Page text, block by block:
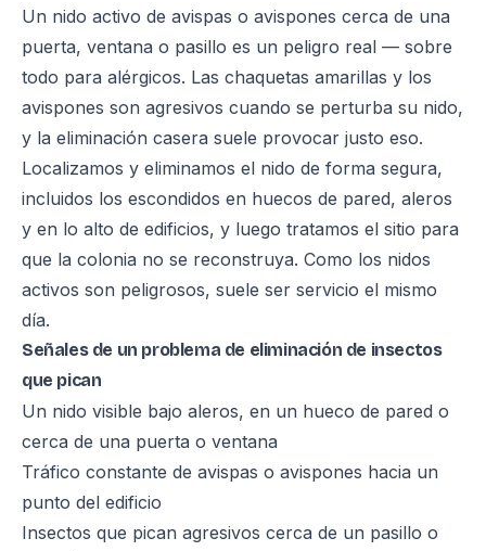
Un nido activo de avispas o avispones cerca de una
puerta, ventana o pasillo es un peligro real — sobre
todo para alérgicos. Las chaquetas amarillas y los
avispones son agresivos cuando se perturba su nido,
y la eliminación casera suele provocar justo eso.
Localizamos y eliminamos el nido de forma segura,
incluidos los escondidos en huecos de pared, aleros
y en lo alto de edificios, y luego tratamos el sitio para
que la colonia no se reconstruya. Como los nidos
activos son peligrosos, suele ser servicio el mismo
día.
Señales de un problema de eliminación de insectos
que pican
Un nido visible bajo aleros, en un hueco de pared o
cerca de una puerta o ventana
Tráfico constante de avispas o avispones hacia un
punto del edificio
Insectos que pican agresivos cerca de un pasillo o